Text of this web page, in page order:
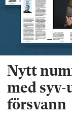
Nytt
med
försvann